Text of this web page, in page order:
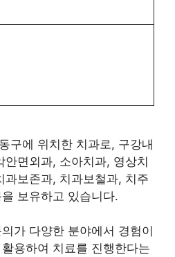
구에 위치한 치과로, 구강내
안면외과, 소아치과, 영상치
과보존과, 치과보철과, 치주
보유하고 있습니다.
가 다양한 분야에서 경험이
용하여 치료를 진행한다는